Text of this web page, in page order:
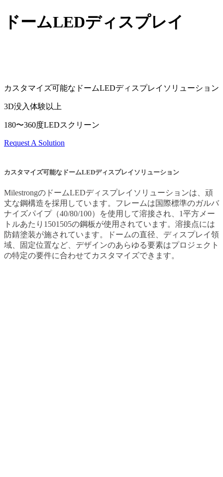
ドームLEDディスプレイ
カスタマイズ可能なドームLEDディスプレイソリューション
3D没入体験以上
180〜360度LEDスクリーン
Request A Solution
カスタマイズ可能なドームLEDディスプレイソリューション
MilestrongのドームLEDディスプレイソリューションは、頑
丈な鋼構造を採用しています。フレームは国際標準のガルバ
ナイズパイプ（40/80/100）を使用して溶接され、1平方メー
トルあたり1501505の鋼板が使用されています。溶接点には
防錆塗装が施されています。ドームの直径、ディスプレイ領
域、固定位置など、デザインのあらゆる要素はプロジェクト
の特定の要件に合わせてカスタマイズできます。